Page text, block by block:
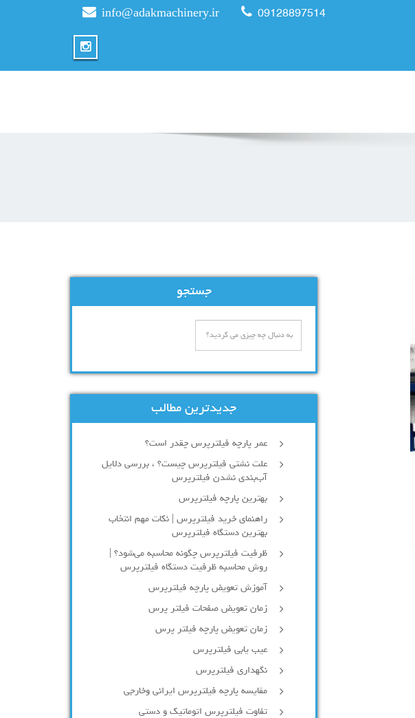
info@adakmachinery.ir 09128897514
جستجو
جدیدترین مطالب
عمر پارچه فیلترپرس چقدر است؟
علت نشتی فیلترپرس چیست؟ ، بررسی دلایل
آب‌بندی نشدن فیلترپرس
بهترین پارچه فیلترپرس
راهنمای خرید فیلترپرس | نکات مهم انتخاب
بهترین دستگاه فیلترپرس
ظرفیت فیلترپرس چگونه محاسبه می‌شود؟ |
روش محاسبه ظرفیت دستگاه فیلترپرس
آموزش تعویض پارچه فیلترپرس
زمان تعویض صفحات فیلتر پرس
زمان تعویض پارچه فیلتر پرس
عیب یابی فیلترپرس
نگهداری فیلترپرس
مقایسه پارچه فیلترپرس ایرانی وخارجی
تفاوت فیلترپرس اتوماتیک و دستی